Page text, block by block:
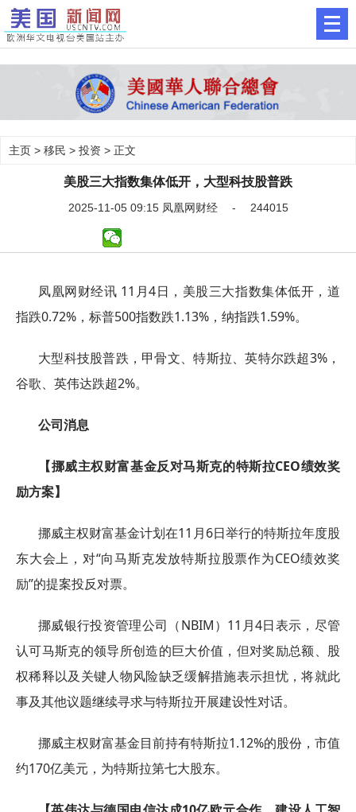
主页 > 移民 > 投资 > 正文
美股三大指数集体低开，大型科技股普跌
2025-11-05 09:15 凤凰网财经 - 244015
凤凰网财经讯 11月4日，美股三大指数集体低开，道
指跌0.72%，标普500指数跌1.13%，纳指跌1.59%。
大型科技股普跌，甲骨文、特斯拉、英特尔跌超3%，
谷歌、英伟达跌超2%。
公司消息
【挪威主权财富基金反对马斯克的特斯拉CEO绩效奖
励方案】
挪威主权财富基金计划在11月6日举行的特斯拉年度股
东大会上，对“向马斯克发放特斯拉股票作为CEO绩效奖
励”的提案投反对票。
挪威银行投资管理公司（NBIM）11月4日表示，尽管
认可马斯克的领导所创造的巨大价值，但对奖励总额、股
权稀释以及关键人物风险缺乏缓解措施表示担忧，将就此
事及其他议题继续寻求与特斯拉开展建设性对话。
挪威主权财富基金目前持有特斯拉1.12%的股份，市值
约170亿美元，为特斯拉第七大股东。